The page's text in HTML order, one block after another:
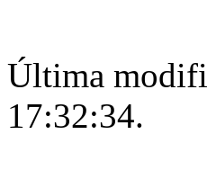
Última
17:32:34.